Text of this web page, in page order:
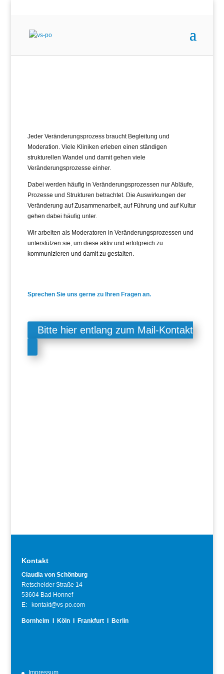
Jeder Veränderungsprozess braucht Begleitung und
Moderation. Viele Kliniken erleben einen ständigen
strukturellen Wandel und damit gehen viele
Veränderungsprozesse einher.
Dabei werden häufig in Veränderungsprozessen nur Abläufe,
Prozesse und Strukturen betrachtet. Die Auswirkungen der
Veränderung auf Zusammenarbeit, auf Führung und auf Kultur
gehen dabei häufig unter.
Wir arbeiten als Moderatoren in Veränderungsprozessen und
unterstützen sie, um diese aktiv und erfolgreich zu
kommunizieren und damit zu gestalten.
Sprechen Sie uns gerne zu Ihren Fragen an.
Bitte hier entlang zum Mail-Kontakt
Kontakt
Claudia von Schönburg
Retscheider Straße 14
53604 Bad Honnef
E: kontakt@vs-po.com
Bornheim I Köln I Frankfurt I Berlin
Impressum